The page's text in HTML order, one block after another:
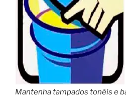
Mantenha tampados tonéis e